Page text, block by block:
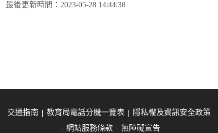
最後更新時間： 2023-05-28 14:44:38
交通指南 教育局電話分機一覽表
隱私權及資訊安全政策
網站服務條款
無障礙宣告